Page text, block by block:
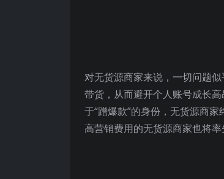
对无货源商家来说，一切问题
带货，从而避开个人账号成长
于“蹭爆款”的身份，无货源商
高营销费用的无货源商家也将率